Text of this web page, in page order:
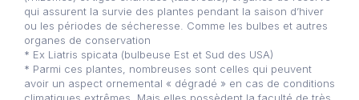
qui assurent la survie des plantes pendant la saison d’hiver
ou les périodes de sécheresse. Comme les bulbes et autres
organes de conservation
* Ex Liatris spicata (bulbeuse Est et Sud des USA)
* Parmi ces plantes, nombreuses sont celles qui peuvent
avoir un aspect ornemental « dégradé » en cas de conditions